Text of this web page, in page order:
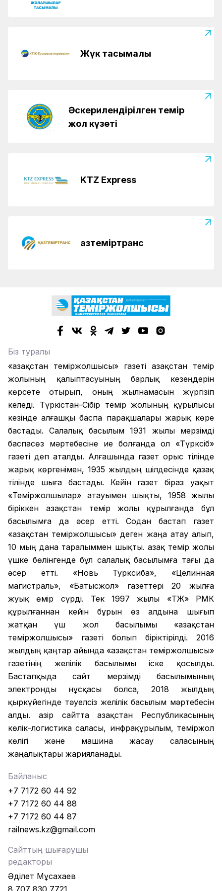
Жүк тасымалы
Әскерилендірілген темір
жол күзеті
KTZ Express
Қазтеміртранс
Біз туралы
«Қазақстан теміржолшысы» газеті Қазақстан темір
жолының қалыптасуының барлық кезеңдерін
көрсете отырып, оның жылнамасын жүргізіп
келеді. Түркістан-Сібір темір жолының құрылысы
кезінде алғашқы баспа парақшалары жарық көре
бастады. Салалық басылым 1931 жылы мерзімді
баспасөз мәртебесіне ие болғанда ол «Түрксіб»
газеті деп аталды. Алғашында газет орыс тілінде
жарық көргенімен, 1935 жылдың шілдесінде қазақ
тілінде шыға бастады. Кейін газет біраз уақыт
«Теміржолшылар» атауымен шықты, 1958 жылы
біріккен Қазақстан темір жолы құрылғанда бұл
басылымға да әсер етті. Содан бастап газет
«Қазақстан теміржолшысы» деген жаңа атау алып,
10 мың дана таралыммен шықты. Қазақ темір жолы
үшке бөлінгенде бұл салалық басылымға тағы да
әсер етті. «Новь Турксиба», «Целинная
магистраль», «Батысжол» газеттері 20 жылға
жуық өмір сүрді. Тек 1997 жылы «ҚТЖ» РМК
құрылғаннан кейін бұрын өз алдына шығып
жатқан үш жол басылымы «Қазақстан
теміржолшысы» газеті болып біріктірілді. 2016
жылдың қаңтар айында «Қазақстан теміржолшысы»
газетінің желілік басылымы іске қосылды.
Бастапқыда сайт мерзімді басылымының
электронды нұсқасы болса, 2018 жылдың
қыркүйегінде тәуелсіз желілік басылым мәртебесін
алды. Қазір сайтта Қазақстан Республикасының
көлік-логистика саласы, инфрақұрылым, теміржол
көлігі және машина жасау саласының
жаңалықтары жарияланады.
Байланыс
+7 7172 60 44 92
+7 7172 60 44 88
+7 7172 60 44 87
railnews.kz@gmail.com
Сайттың шығарушы
редакторы
Әділет Мұсахаев
8 707 830 7721